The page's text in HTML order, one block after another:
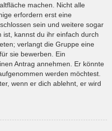
machen. Nicht alle
erfordern erst eine
sein und weitere sogar
kannst du ihr einfach durch
verlangt die Gruppe eine
sie bewerben. Ein
Antrag annehmen. Er könnte
werden möchtest.
wenn er dich ablehnt, er wird